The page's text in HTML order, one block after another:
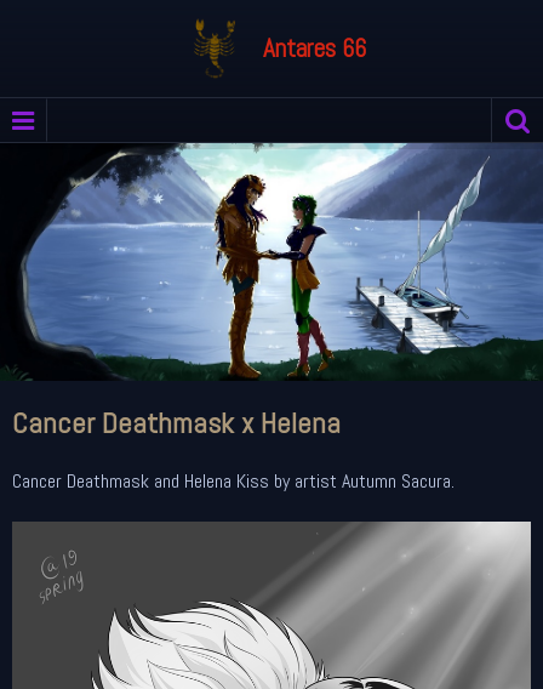
Antares 66
Cancer Deathmask x Helena
Cancer Deathmask and Helena Kiss by artist Autumn Sacura.